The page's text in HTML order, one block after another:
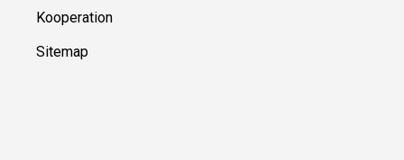
Kontakt
Kooperation